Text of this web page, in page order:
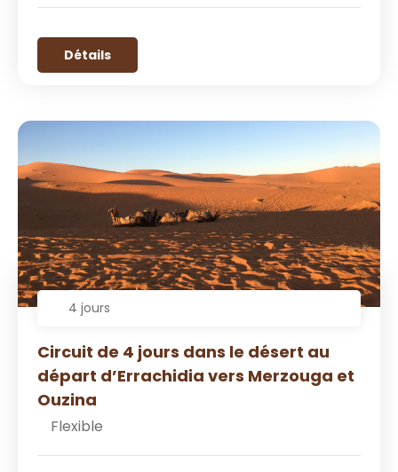
Détails
4 jours
Circuit de 4 jours dans le désert au
départ d’Errachidia vers Merzouga et
Ouzina
Flexible